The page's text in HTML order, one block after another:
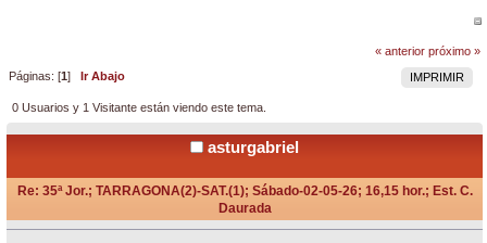
« anterior próximo »
IMPRIMIR
Páginas: [1]Ir Abajo
0 Usuarios y 1 Visitante están viendo este tema.
asturgabriel
Re: 35ª Jor.; TARRAGONA(2)-SAT.(1); Sábado-02-05-26; 16,15 hor.; Est. C.
Daurada